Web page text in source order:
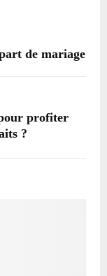
de mariage
profiter
?